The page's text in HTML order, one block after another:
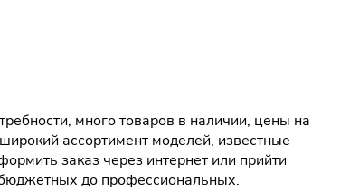
много товаров в наличии, цены на
ассортимент моделей, известные
заказ через интернет или прийти
до профессиональных.